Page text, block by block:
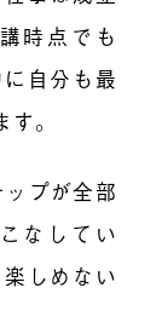
時点でも
自分も最
。
ップが全部
なしてい
しめない